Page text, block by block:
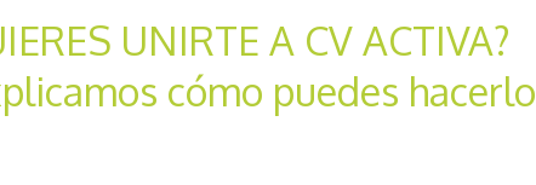
UNIRTE A CV ACTIVA?
cómo puedes hacerlo